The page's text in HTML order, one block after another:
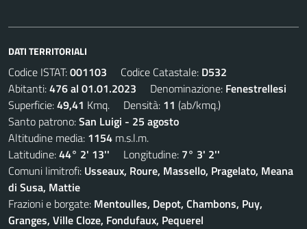
DATI TERRITORIALI
Codice ISTAT:001103 Codice Catastale: D532
Abitanti:476 al 01.01.2023 Denominazione: Fenestrellesi
Superficie:49,41 Kmq. Densità: 11 (ab/kmq.)
Santo patrono:San Luigi - 25 agosto
Altitudine media: 1154 m.s.l.m.
Latitudine:44° 2' 13'' Longitudine: 7° 3' 2''
Comuni limitrofi: Usseaux, Roure, Massello, Pragelato, Meana
di Susa, Mattie
Frazioni e borgate: Mentoulles, Depot, Chambons, Puy,
Granges, Ville Cloze, Fondufaux, Pequerel